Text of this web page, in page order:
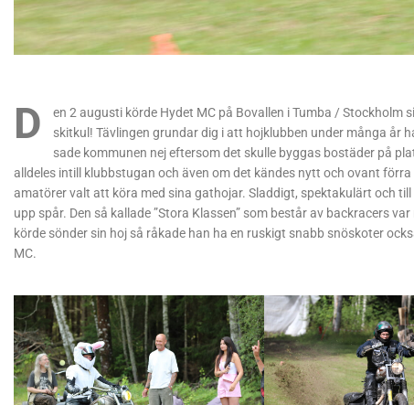
D
en 2 augusti körde Hydet MC på Bovallen i Tumba /
skitkul! Tävlingen grundar dig i att hojklubben under många år
sade kommunen nej eftersom det skulle byggas bostäder på
alldeles intill klubbstugan och även om det kändes nytt och ovant
amatörer valt att köra med sina gathojar. Sladdigt, spektakulärt och
upp spår. Den så kallade ”Stora Klassen” som består av backracers
körde sönder sin hoj så råkade han ha en ruskigt snabb snöskoter
MC.